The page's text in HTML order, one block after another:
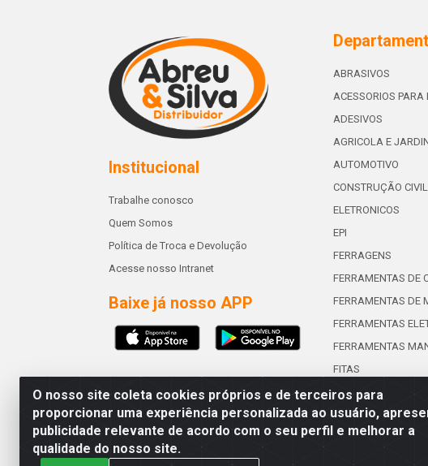
O nosso site coleta cookies próprios e de terceiros para
proporcionar uma experiência personalizada ao usuário,
publicidade relevante de acordo com o seu perfil e melhorar a
qualidade do nosso site.
Institucional
Trabalhe conosco
Quem Somos
Política de Troca e Devolução
Acesse nosso Intranet
Baixe já nosso APP
ABRASIVOS
ACESSORIOS PARA
ADESIVOS
AGRICOLA E
AUTOMOTIVO
CONSTRUÇÃO CIVIL
ELETRONICOS
EPI
FERRAGENS
FERRAMENTAS DE
FERRAMENTAS DE
FERRAMENTAS
FERRAMENTAS
FITAS
Abreu & Silva - Rua Padre Jose de Souza